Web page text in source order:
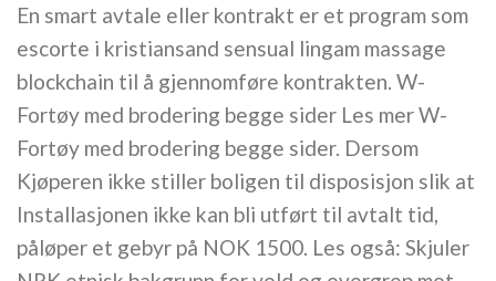
En smart avtale eller kontrakt er et program som
escorte i kristiansand sensual lingam massage
blockchain til å gjennomføre kontrakten. W-
Fortøy med brodering begge sider Les mer W-
Fortøy med brodering begge sider. Dersom
Kjøperen ikke stiller boligen til disposisjon slik at
Installasjonen ikke kan bli utført til avtalt tid,
påløper et gebyr på NOK 1500. Les også: Skjuler